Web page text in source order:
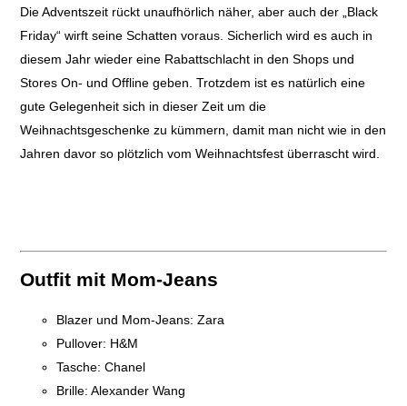
Die Adventszeit rückt unaufhörlich näher, aber auch der „Black
Friday“ wirft seine Schatten voraus. Sicherlich wird es auch in
diesem Jahr wieder eine Rabattschlacht in den Shops und
Stores On- und Offline geben. Trotzdem ist es natürlich eine
gute Gelegenheit sich in dieser Zeit um die
Weihnachtsgeschenke zu kümmern, damit man nicht wie in den
Jahren davor so plötzlich vom Weihnachtsfest überrascht wird.
Outfit mit Mom-Jeans
Blazer und Mom-Jeans: Zara
Pullover: H&M
Tasche: Chanel
Brille: Alexander Wang